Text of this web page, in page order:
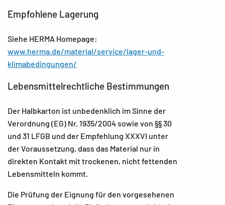
Empfohlene Lagerung
Siehe HERMA Homepage:
www.herma.de/material/service/lager-und-
klimabedingungen/
Lebensmittelrechtliche Bestimmungen
Der Halbkarton ist unbedenklich im Sinne der
Verordnung (EG) Nr. 1935/2004 sowie von §§ 30
und 31 LFGB und der Empfehlung XXXVI unter
der Voraussetzung, dass das Material nur in
direkten Kontakt mit trockenen, nicht fettenden
Lebensmitteln kommt.
Die Prüfung der Eignung für den vorgesehenen